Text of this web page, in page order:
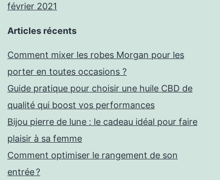
février 2021
Articles récents
Comment mixer les robes Morgan pour les
porter en toutes occasions ?
Guide pratique pour choisir une huile CBD de
qualité qui boost vos performances
Bijou pierre de lune : le cadeau idéal pour faire
plaisir à sa femme
Comment optimiser le rangement de son
entrée ?